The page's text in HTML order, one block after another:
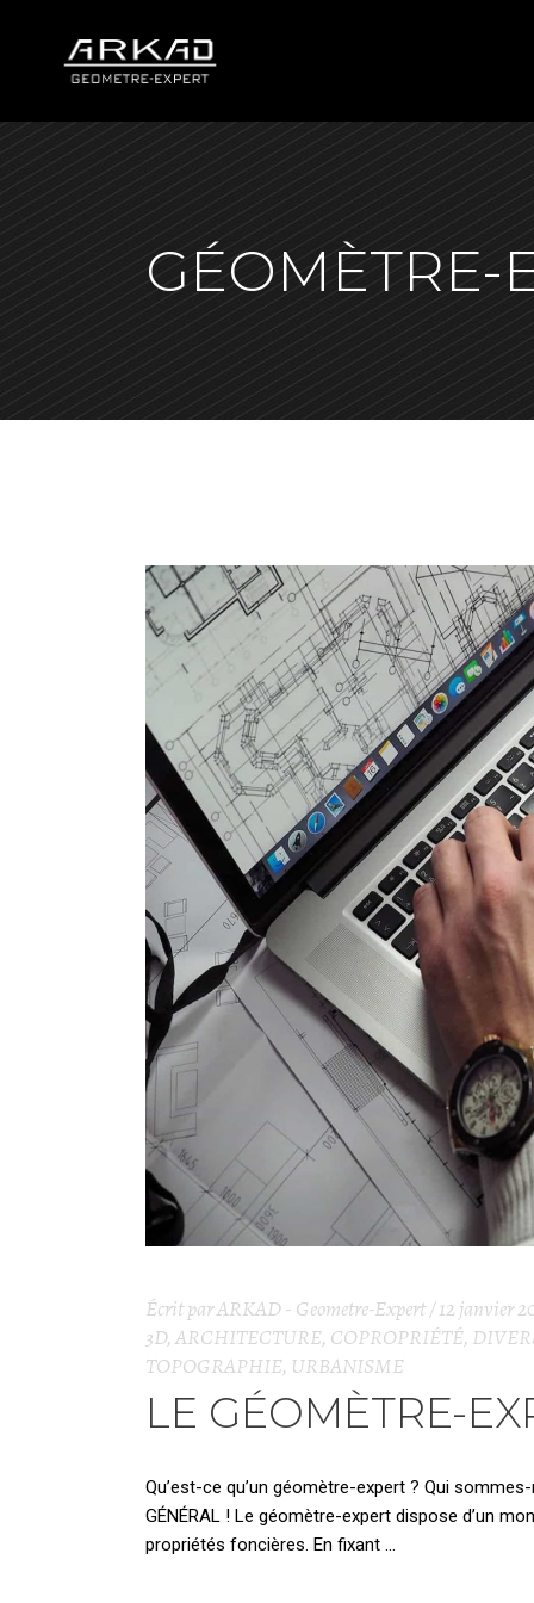
GÉOMÈTRE-
Écrit parARKAD - Geometre-Expert 12 janvier
3D, ARCHITECTURE, COPROPRIÉTÉ,
TOPOGRAPHIE, URBANISME
LE GÉOMÈTRE-
Qu’est-ce qu’un géomètre-expert ? Qui
GÉNÉRAL ! Le géomètre-expert dispose d’un
propriétés foncières. En fixant